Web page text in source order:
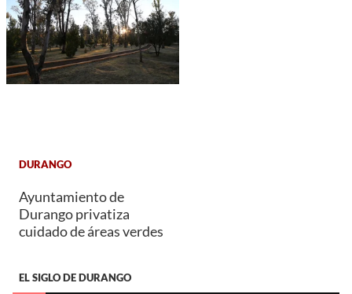
DURANGO
Ayuntamiento de
Durango privatiza
cuidado de áreas verdes
EL SIGLO DE DURANGO